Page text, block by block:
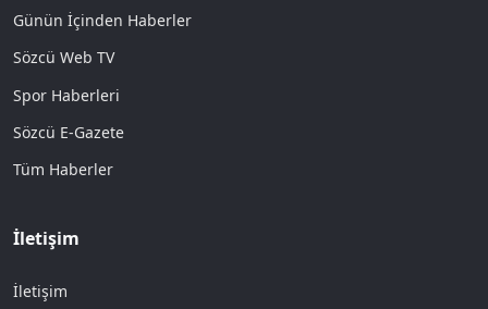
Günün İçinden Haberler
Sözcü Web TV
Spor Haberleri
Sözcü E-Gazete
Tüm Haberler
İletişim
İletişim